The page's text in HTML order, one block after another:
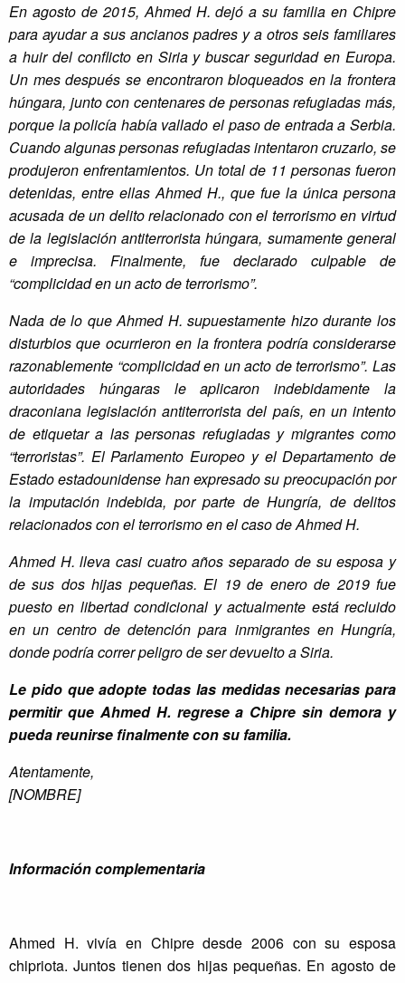
En agosto de 2015, Ahmed H. dejó a su familia en Chipre
para ayudar a sus ancianos padres y a otros seis familiares
a huir del conflicto en Siria y buscar seguridad en Europa.
Un mes después se encontraron bloqueados en la frontera
húngara, junto con centenares de personas refugiadas más,
porque la policía había vallado el paso de entrada a Serbia.
Cuando algunas personas refugiadas intentaron cruzarlo, se
produjeron enfrentamientos. Un total de 11 personas fueron
detenidas, entre ellas Ahmed H., que fue la única persona
acusada de un delito relacionado con el terrorismo en virtud
de la legislación antiterrorista húngara, sumamente general
e imprecisa. Finalmente, fue declarado culpable de
“complicidad en un acto de terrorismo”.
Nada de lo que Ahmed H. supuestamente hizo durante los
disturbios que ocurrieron en la frontera podría considerarse
razonablemente “complicidad en un acto de terrorismo”. Las
autoridades húngaras le aplicaron indebidamente la
draconiana legislación antiterrorista del país, en un intento
de etiquetar a las personas refugiadas y migrantes como
“terroristas”. El Parlamento Europeo y el Departamento de
Estado estadounidense han expresado su preocupación por
la imputación indebida, por parte de Hungría, de delitos
relacionados con el terrorismo en el caso de Ahmed H.
Ahmed H. lleva casi cuatro años separado de su esposa y
de sus dos hijas pequeñas. El 19 de enero de 2019 fue
puesto en libertad condicional y actualmente está recluido
en un centro de detención para inmigrantes en Hungría,
donde podría correr peligro de ser devuelto a Siria.
Le pido que adopte todas las medidas necesarias para
permitir que Ahmed H. regrese a Chipre sin demora y
pueda reunirse finalmente con su familia.
Atentamente,
[NOMBRE]
Información complementaria
Ahmed H. vivía en Chipre desde 2006 con su esposa
chipriota. Juntos tienen dos hijas pequeñas. En agosto de